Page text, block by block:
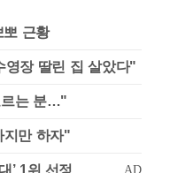
뽀 근황
장 딸린 집 살았다"
르는 분…"
지만 하자"